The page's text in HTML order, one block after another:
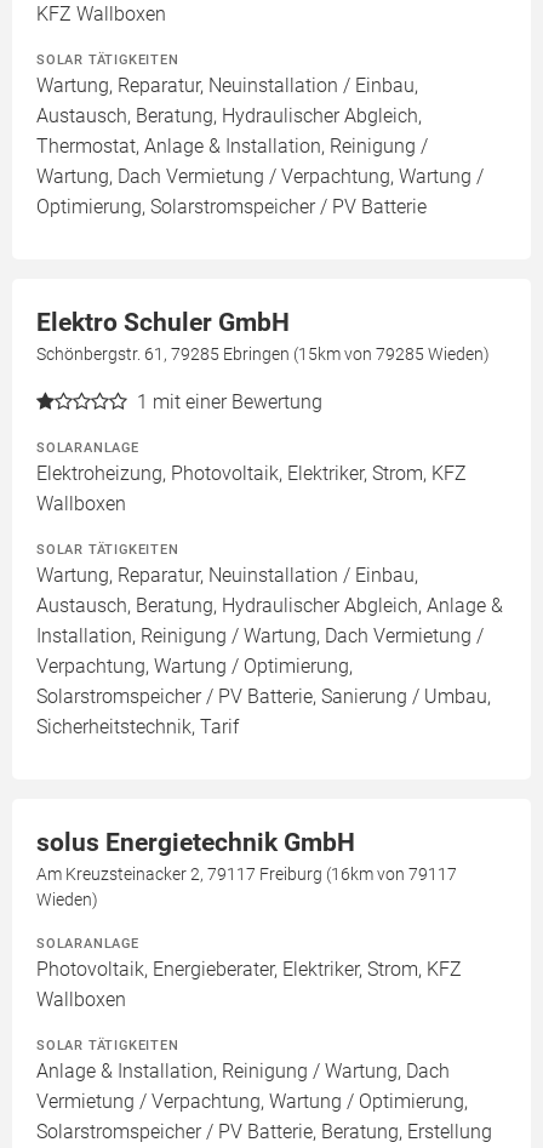
KFZ Wallboxen
SOLAR TÄTIGKEITEN
Wartung, Reparatur, Neuinstallation / Einbau,
Austausch, Beratung, Hydraulischer Abgleich,
Thermostat, Anlage & Installation, Reinigung /
Wartung, Dach Vermietung / Verpachtung, Wartung /
Optimierung, Solarstromspeicher / PV Batterie
Elektro Schuler GmbH
Schönbergstr. 61, 79285 Ebringen (15km von 79285 Wieden)
1 mit einer Bewertung
SOLARANLAGE
Elektroheizung, Photovoltaik, Elektriker, Strom, KFZ
Wallboxen
SOLAR TÄTIGKEITEN
Wartung, Reparatur, Neuinstallation / Einbau,
Austausch, Beratung, Hydraulischer Abgleich, Anlage &
Installation, Reinigung / Wartung, Dach Vermietung /
Verpachtung, Wartung / Optimierung,
Solarstromspeicher / PV Batterie, Sanierung / Umbau,
Sicherheitstechnik, Tarif
solus Energietechnik GmbH
Am Kreuzsteinacker 2, 79117 Freiburg (16km von 79117
Wieden)
SOLARANLAGE
Photovoltaik, Energieberater, Elektriker, Strom, KFZ
Wallboxen
SOLAR TÄTIGKEITEN
Anlage & Installation, Reinigung / Wartung, Dach
Vermietung / Verpachtung, Wartung / Optimierung,
Solarstromspeicher / PV Batterie, Beratung, Erstellung